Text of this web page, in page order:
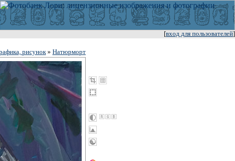
[вход для пользователей]
рисунок» Натюрморт